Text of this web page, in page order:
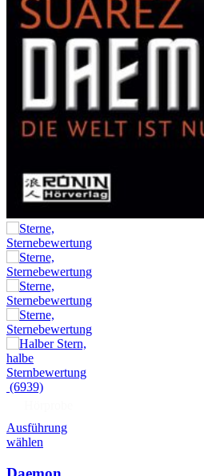
(6939)
Ausführung
wählen